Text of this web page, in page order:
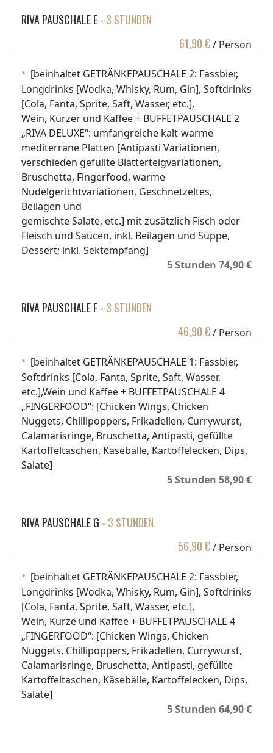
RIVA PAUSCHALE E - 3 STUNDEN
61,90 €/ Person
[beinhaltet GETRÄNKEPAUSCHALE 2: Fassbier,
Longdrinks [Wodka, Whisky, Rum, Gin], Softdrinks
[Cola, Fanta, Sprite, Saft, Wasser, etc.],
Wein, Kurzer und Kaffee + BUFFETPAUSCHALE 2
„RIVA DELUXE“: umfangreiche kalt-warme
mediterrane Platten [Antipasti Variationen,
verschieden gefüllte Blätterteigvariationen,
Bruschetta, Fingerfood, warme
Nudelgerichtvariationen, Geschnetzeltes,
Beilagen und
gemischte Salate, etc.] mit zusätzlich Fisch oder
Fleisch und Saucen, inkl. Beilagen und Suppe,
Dessert; inkl. Sektempfang]
5 Stunden 74,90 €
RIVA PAUSCHALE F - 3 STUNDEN
46,90 €/ Person
[beinhaltet GETRÄNKEPAUSCHALE 1: Fassbier,
Softdrinks [Cola, Fanta, Sprite, Saft, Wasser,
etc.],Wein und Kaffee + BUFFETPAUSCHALE 4
„FINGERFOOD“: [Chicken Wings, Chicken
Nuggets, Chillipoppers, Frikadellen, Currywurst,
Calamarisringe, Bruschetta, Antipasti, gefüllte
Kartoffeltaschen, Käsebälle, Kartoffelecken, Dips,
Salate]
5 Stunden 58,90 €
RIVA PAUSCHALE G - 3 STUNDEN
56,90 €/ Person
[beinhaltet GETRÄNKEPAUSCHALE 2: Fassbier,
Longdrinks [Wodka, Whisky, Rum, Gin], Softdrinks
[Cola, Fanta, Sprite, Saft, Wasser, etc.],
Wein, Kurze und Kaffee + BUFFETPAUSCHALE 4
„FINGERFOOD“: [Chicken Wings, Chicken
Nuggets, Chillipoppers, Frikadellen, Currywurst,
Calamarisringe, Bruschetta, Antipasti, gefüllte
Kartoffeltaschen, Käsebälle, Kartoffelecken, Dips,
Salate]
5 Stunden 64,90 €